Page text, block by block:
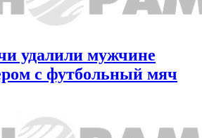
удалили мужчине
с футбольный мяч